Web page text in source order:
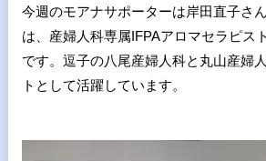
今週のモアナサポーターは岸田直子さ
は、産婦人科専属IFPAアロマセラピス
です。逗子の八尾産婦人科と丸山産婦
トとして活躍しています。